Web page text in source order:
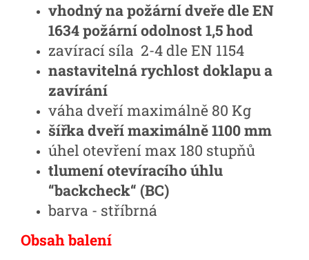
vhodný na požární dveře dle EN
1634požární odolnost 1,5 hod
zavírací síla 2-4 dle EN 1154
nastavitelná rychlost doklapu a
zavírání
váha dveří maximálně 80 Kg
šířka dveří maximálně 1100 mm
úhel otevření max 180 stupňů
tlumení otevíracího úhlu
“backcheck“ (BC)
barva - stříbrná
Obsah balení